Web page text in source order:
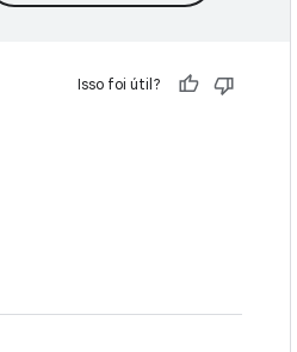
Isso foi útil?